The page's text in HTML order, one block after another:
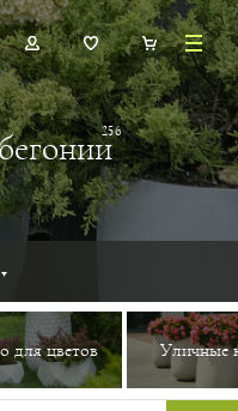
256
для цветов Уличные